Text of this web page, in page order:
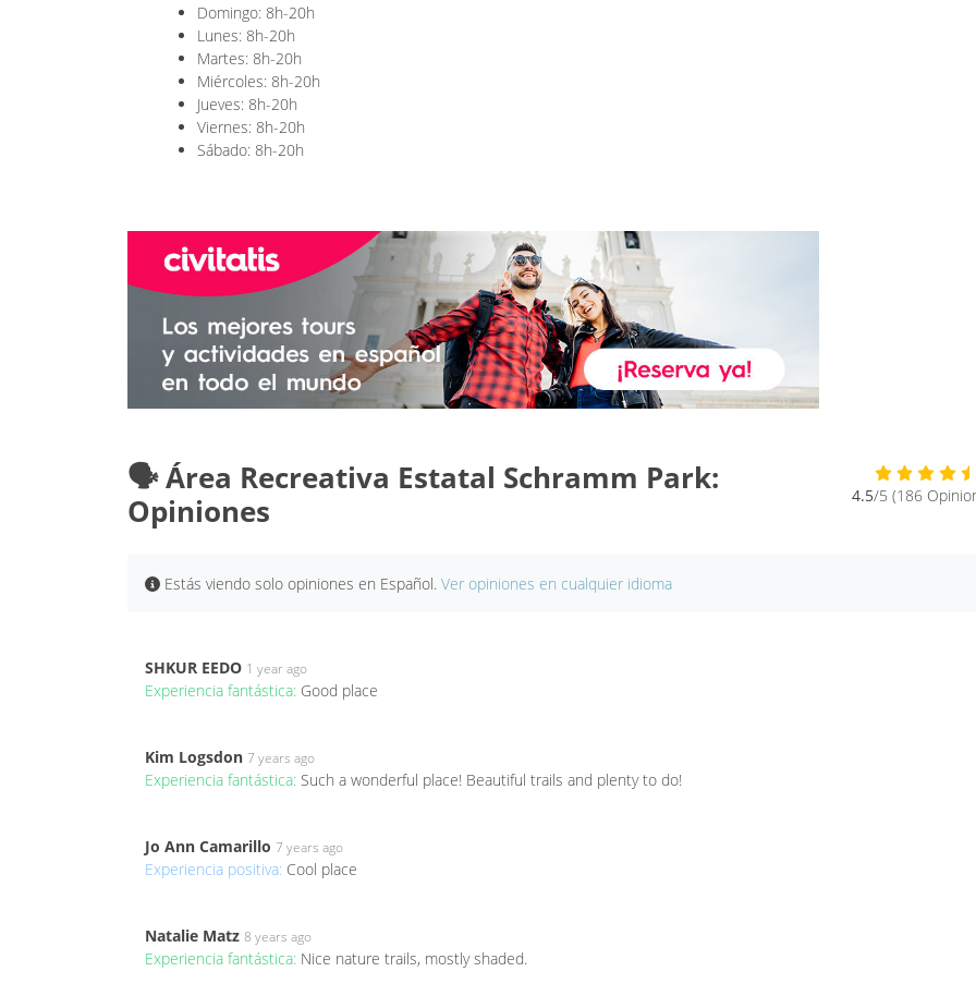
Domingo: 8h-20h
Lunes: 8h-20h
Martes: 8h-20h
Miércoles: 8h-20h
Jueves: 8h-20h
Viernes: 8h-20h
Sábado: 8h-20h
🗣️ Área Recreativa Estatal Schramm Park:
Opiniones
4.5/5 (186
Estás viendo solo opiniones en Español. Ver opiniones en cualquier idioma
SHKUR EEDO 1 year ago
Experiencia fantástica: Good place
Kim Logsdon 7 years ago
Experiencia fantástica: Such a wonderful place! Beautiful trails and plenty to do!
Jo Ann Camarillo 7 years ago
Experiencia positiva: Cool place
Natalie Matz 8 years ago
Experiencia fantástica: Nice nature trails, mostly shaded.